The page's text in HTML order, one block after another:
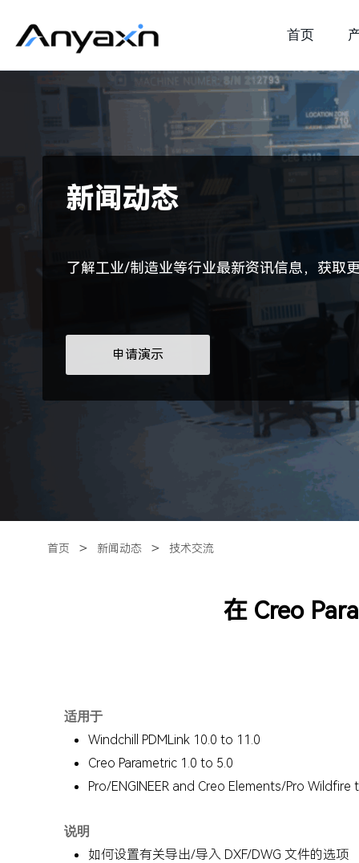
新闻动态
了解工业/制造业等行业最新资讯信息，获取
申请演示
首页 ＞ 新闻动态 ＞ 技术交流
在 Creo
适用于
Windchill PDMLink 10.0 to 11.0
Creo Parametric 1.0 to 5.0
Pro/ENGINEER and Creo Elements/Pro Wildfire
说明
如何设置有关导出/导入 DXF/DWG 文件的选项
首页